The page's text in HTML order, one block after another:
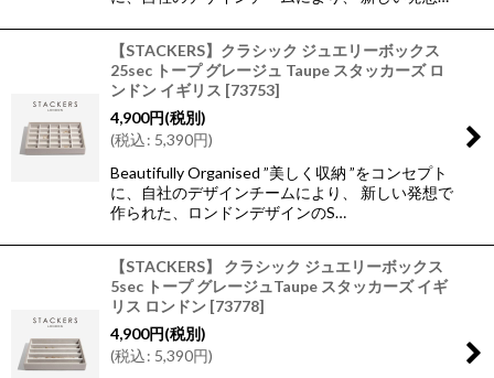
【STACKERS】クラシック ジュエリーボックス
25sec トープ グレージュ Taupe スタッカーズ ロ
ンドン イギリス [73753]
4,900円(税別)
(税込: 5,390円)
Beautifully Organised ”美しく収納 ”をコンセプト
に、自社のデザインチームにより、 新しい発想で
作られた、ロンドンデザインのS…
【STACKERS】 クラシック ジュエリーボックス
5sec トープ グレージュTaupe スタッカーズ イギ
リス ロンドン [73778]
4,900円(税別)
(税込: 5,390円)